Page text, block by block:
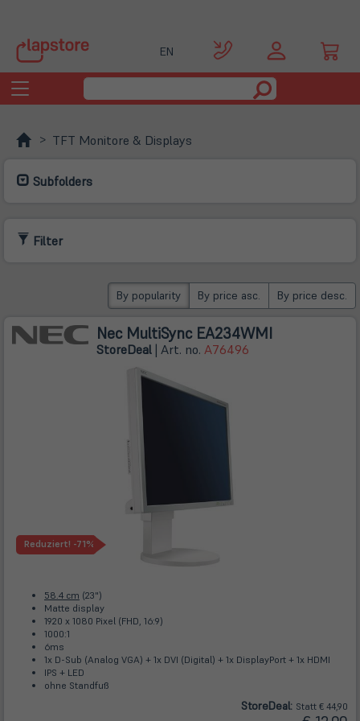
EN
Toggle
navigation
TFT Monitore & Displays
Subfolders
Filter
By popularity By price asc. By price desc.
Nec MultiSync EA234WMI
StoreDeal | Art. no. A76496
Reduziert! -71%
58.4 cm (23")
Matte display
1920 x 1080 Pixel (FHD, 16:9)
1000:1
6ms
1x D-Sub (Analog VGA) + 1x DVI (Digital) + 1x DisplayPort + 1x HDMI
IPS + LED
ohne Standfuß
StoreDeal: Statt € 44,90